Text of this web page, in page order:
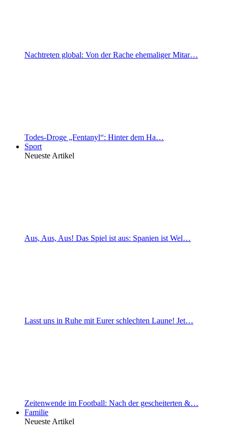
Nachtreten global: Von der Rache ehemaliger Mitar…
Todes-Droge „Fentanyl“: Hinter dem Ha…
Sport
Neueste Artikel
Aus, Aus, Aus! Das Spiel ist aus: Spanien ist Wel…
Lasst uns in Ruhe mit Eurer schlechten Laune! Jet…
Zeitenwende im Football: Nach der gescheiterten &…
Familie
Neueste Artikel